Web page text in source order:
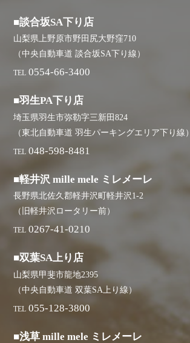
■談合坂SA下り店
山梨県上野原市野田尻大野窪710
（中央自動車道 談合坂SA下り線）
TEL 0554-66-3400
■羽生PA下り店
埼玉県羽生市弥勒字三新田824
（東北自動車道 羽生パーキングエリア下り線）
TEL 048-598-8481
■軽井沢 mille mele ミレメーレ
長野県北佐久郡軽井沢町軽井沢1-2
（旧軽井沢ロータリー前）
TEL 0267-41-0210
■双葉SA上り店
山梨県甲斐市龍地2395
（中央自動車道 双葉SA上り線）
TEL 055-128-3800
■浅草 mille mele ミレメーレ